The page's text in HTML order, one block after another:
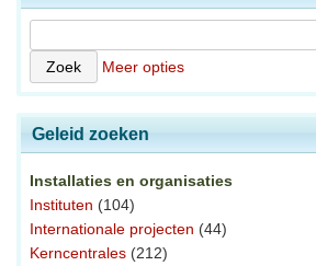
Meer opties
Geleid zoeken
Installaties en organisaties
Instituten (104)
Internationale projecten (44)
Kerncentrales (212)